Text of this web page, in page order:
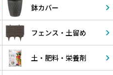
鉢カバー
フェンス・ 土留め
土・肥料・ 栄養剤